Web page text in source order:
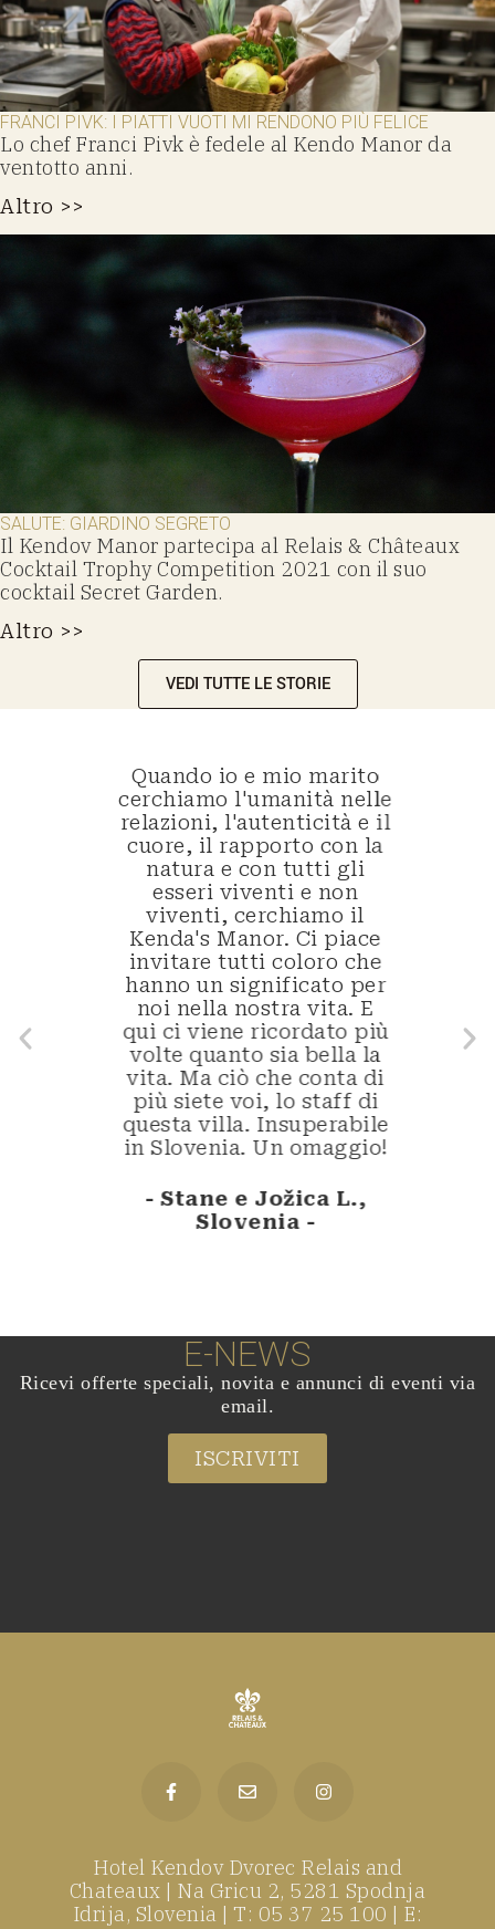
FRANCI PIVK: I PIATTI VUOTI MI RENDONO PIÙ FELICE
Lo chef Franci Pivk è fedele al Kendo Manor da
ventotto anni.
Altro >>
SALUTE: GIARDINO SEGRETO
Il Kendov Manor partecipa al Relais & Châteaux
Cocktail Trophy Competition 2021 con il suo
cocktail Secret Garden.
Altro >>
VEDI TUTTE LE STORIE
Quando io e mio marito
cerchiamo l'umanità nelle
relazioni, l'autenticità e il
cuore, il rapporto con la
natura e con tutti gli
esseri viventi e non
viventi, cerchiamo il
Kenda's Manor. Ci piace
invitare tutti coloro che
hanno un significato per
noi nella nostra vita. E
qui ci viene ricordato più
volte quanto sia bella la
vita. Ma ciò che conta di
più siete voi, lo staff di
questa villa. Insuperabile
in Slovenia. Un omaggio!
- Stane e Jožica L.,
Slovenia -
E-NEWS
Ricevi offerte speciali, novita e annunci di eventi via
email.
ISCRIVITI
Hotel Kendov Dvorec Relais and
Chateaux | Na Gricu 2, 5281 Spodnja
Idrija, Slovenia | T: 05 37 25 100 | E: